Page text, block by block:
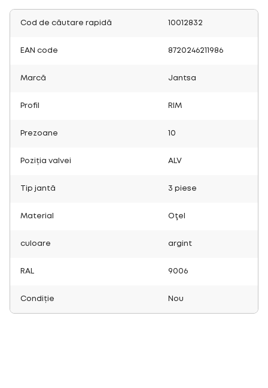
Cod de căutare rapidă 10012832
EAN code 8720246211986
Marcă Jantsa
Profil RIM
Prezoane 10
Poziția valvei ALV
Tip jantă 3 piese
Material Oţel
culoare argint
RAL 9006
Condiție Nou